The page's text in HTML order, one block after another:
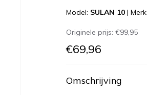
Model: SULAN 10 |Merk:
Originele prijs:€99,95
€69,96
Omschrijving